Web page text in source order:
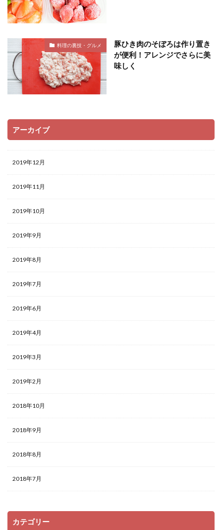
料理の裏技・グルメ
豚ひき肉のそぼろは作り置き
が便利！アレンジでさらに美
味しく
アーカイブ
2019年12月
2019年11月
2019年10月
2019年9月
2019年8月
2019年7月
2019年6月
2019年4月
2019年3月
2019年2月
2018年10月
2018年9月
2018年8月
2018年7月
カテゴリー